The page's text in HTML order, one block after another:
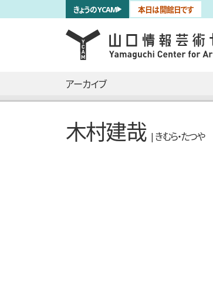
skip to main content 本日は開館日です
きょうのYCAM
言語を切り替える
メインナビゲーション
アーカイブ
木村建哉 | きむら・たつや